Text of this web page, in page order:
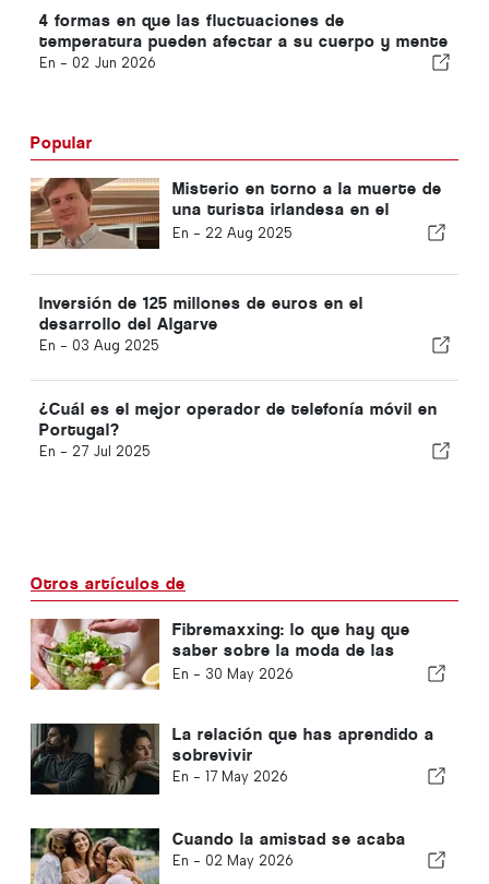
4 formas en que las fluctuaciones de
temperatura pueden afectar a su cuerpo y mente
En - 02 Jun 2026
Popular
Misterio en torno a la muerte de
una turista irlandesa en el
Algarve
En - 22 Aug 2025
Inversión de 125 millones de euros en el
desarrollo del Algarve
En - 03 Aug 2025
¿Cuál es el mejor operador de telefonía móvil en
Portugal?
En - 27 Jul 2025
Otros artículos de
Fibremaxxing: lo que hay que
saber sobre la moda de las
dietas ricas en fibra
En - 30 May 2026
La relación que has aprendido a
sobrevivir
En - 17 May 2026
Cuando la amistad se acaba
En - 02 May 2026